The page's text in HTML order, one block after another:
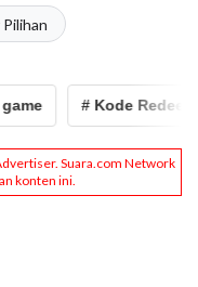
Pilihan
# Kode Redeem FF